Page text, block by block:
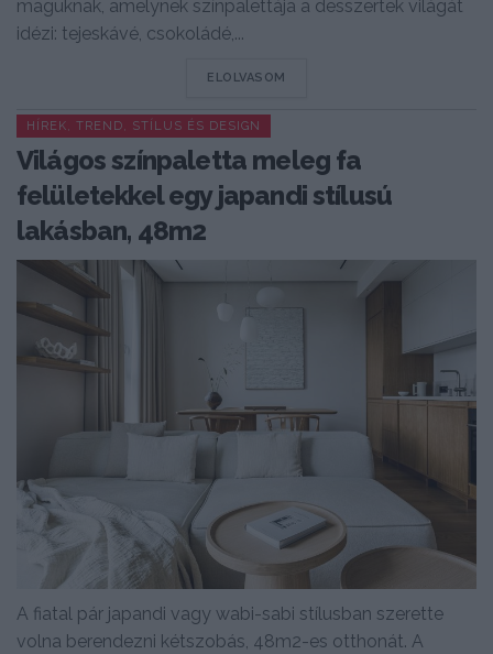
maguknak, amelynek színpalettája a desszertek világát
idézi: tejeskávé, csokoládé,...
ELOLVASOM
HÍREK, TREND, STÍLUS ÉS DESIGN
Világos színpaletta meleg fa
felületekkel egy japandi stílusú
lakásban, 48m2
A fiatal pár japandi vagy wabi-sabi stílusban szerette
volna berendezni kétszobás, 48m2-es otthonát. A